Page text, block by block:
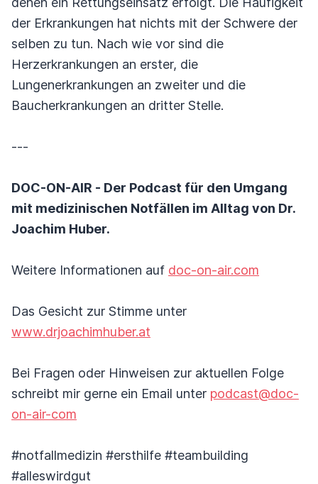
der Erkrankungen hat nichts mit der Schwere der
selben zu tun. Nach wie vor sind die
Herzerkrankungen an erster, die
Lungenerkrankungen an zweiter und die
Baucherkrankungen an dritter Stelle.
---
DOC-ON-AIR - Der Podcast für den Umgang
mit medizinischen Notfällen im Alltag von Dr.
Joachim Huber.
Weitere Informationen auf doc-on-air.com
Das Gesicht zur Stimme unter
www.drjoachimhuber.at
Bei Fragen oder Hinweisen zur aktuellen Folge
schreibt mir gerne ein Email unter podcast@doc-
on-air-com
#notfallmedizin #ersthilfe #teambuilding
#alleswirdgut